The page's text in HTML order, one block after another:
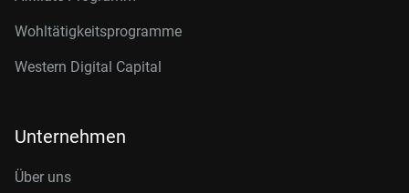
Wohltätigkeitsprogramme
Western Digital Capital
Unternehmen
Über uns